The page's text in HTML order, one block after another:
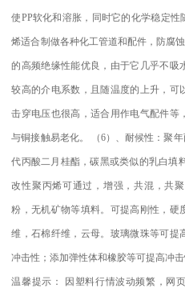
使PP软化和溶胀，同时它的化学稳定
烯适合制做各种化工管道和配件，防腐
的高频绝缘性能优良，由于它几乎不
较高的介电系数，且随温度的上升，可
击穿电压也很高，适合用作电气配件等
与铜接触易老化。 （6）、耐候性：聚
代丙酸二月桂酯，碳黑或类似的乳白填
改性聚丙烯可通过，增强，共混，共
粉，无机矿物等填料。可提高刚性，
维，石棉纤维，云母。玻璃微珠等可
冲击性；添加弹性体和橡胶等可提高冲击
温馨提示： 因塑料行情波动频繁，网